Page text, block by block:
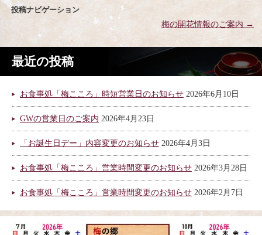
投稿ナビゲーション
梅の開花情報のご案内 →
最近の投稿
お食事処「梅こころ」時短営業日のお知らせ 2026年6月10日
GWの営業日のご案内 2026年4月23日
「お誕生日デー」内容変更のお知らせ 2026年4月3日
お食事処「梅こころ」営業時間変更のお知らせ 2026年3月28日
お食事処「梅こころ」営業時間変更のお知らせ 2026年2月7日